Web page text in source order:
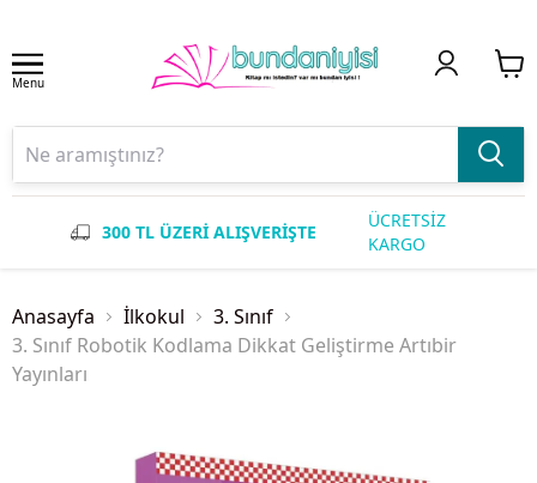
Menu
300 TL ÜZERİ ALIŞVERİŞTE
ÜCRETSİZ
KARGO
Anasayfa İlkokul
3. Sınıf
3. Sınıf Robotik Kodlama Dikkat Geliştirme Artıbir
Yayınları